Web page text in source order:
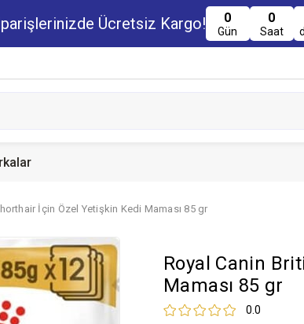
Ücretsiz Kargo! 0
Gün
0
Saat
Kedi Ödülleri
Köpek Ödülü
Guinea Pig Yemi
İçin Özel Yetişkin Kedi Maması 85 gr
Royal Canin
Maması 85 gr
0.0